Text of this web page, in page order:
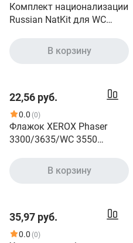
Комплект национализации
Russian NatKit для WC
В корзину
22,56 руб.
0.0 (0)
Флажок XEROX Phaser
3300/3635/WC 3550
В корзину
35,97 руб.
0.0 (0)